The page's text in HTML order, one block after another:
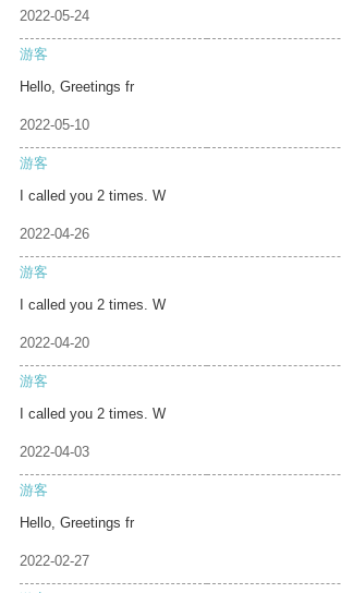
2022-05-24
游客
Hello, Greetings fr
2022-05-10
游客
I called you 2 times. W
2022-04-26
游客
I called you 2 times. W
2022-04-20
游客
I called you 2 times. W
2022-04-03
游客
Hello, Greetings fr
2022-02-27